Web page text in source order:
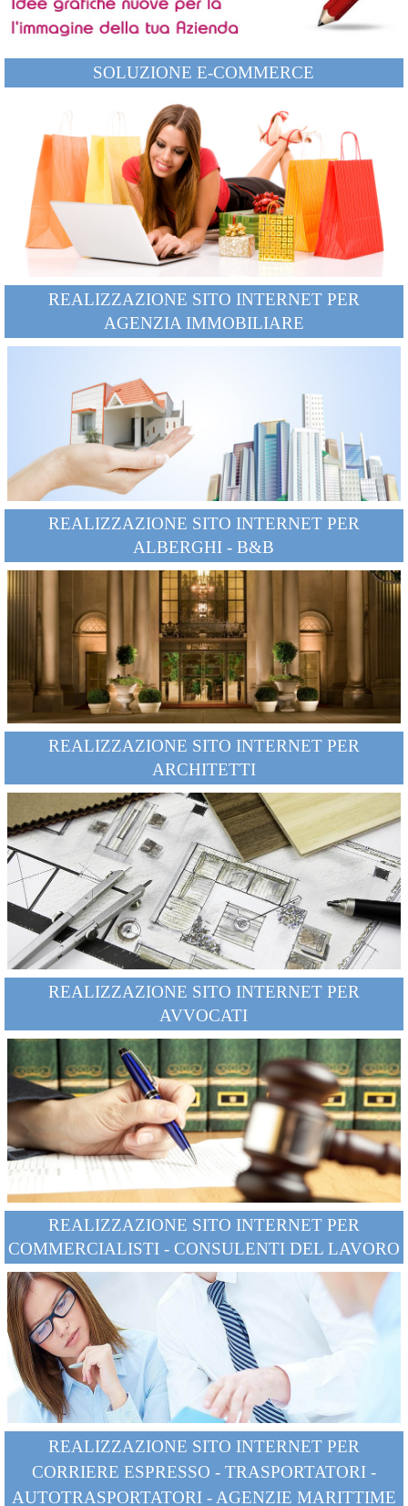
SOLUZIONE E-COMMERCE
REALIZZAZIONE SITO INTERNET PER
AGENZIA IMMOBILIARE
REALIZZAZIONE SITO INTERNET PER
ALBERGHI - B&B
REALIZZAZIONE SITO INTERNET PER
ARCHITETTI
REALIZZAZIONE SITO INTERNET PER
AVVOCATI
REALIZZAZIONE SITO INTERNET PER
COMMERCIALISTI - CONSULENTI DEL LAVORO
REALIZZAZIONE SITO INTERNET PER
CORRIERE ESPRESSO - TRASPORTATORI -
AUTOTRASPORTATORI - AGENZIE MARITTIME